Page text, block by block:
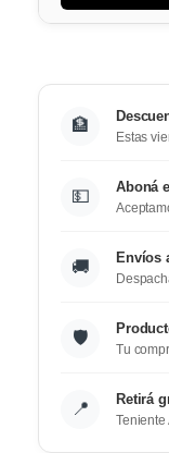
🏦
Estas
💵 Aboná
🚚 Envíos
🛡️
Tu
📍 Retirá
Teniente